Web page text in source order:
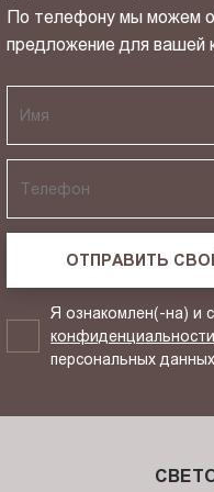
По телефону мы можем
предложение для вашей
ОТПРАВИТЬ
Я ознакомлен(-на) и
конфиденциальности
персональных данных.